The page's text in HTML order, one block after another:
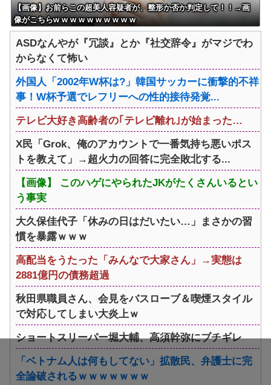
【画像】お前らこの超美人容疑者が、整形か否か判定して！！→画
像がこちらw w w w w w w w w w
ASDなんやが『冗談』とか『社交辞令』がマジでわ
からなくて怖い
外国人「2002年W杯は?」韓国サッカーに衝撃的不祥
事！W杯予選でレフリーへの性的接待発覚...
テレビ大好き高齢者の｢テレビ離れ｣が始まった…
X民「Grok、俺のアカウントで一番気持ち悪いポス
トを教えて」→超火力の回答に完全敗北する...
【画像】 このハゲにやられたJKがたくさんいるとい
う事実
大久保佳代子「休みの日はだいたい…」まさかの習
慣を暴露ｗｗｗ
高配当をうたった「みんなで大家さん」→実態は
2881億円の債務超過
秋田県職員さん、会見をバスローブ＆喫煙スタイル
で対応してしまい大炎上ｗ
ショートスリーパー堀大輔、高須幹弥にブチギレ
「ベトナム人は何もしてない」拡散民、弁護士に完
全論破されるｗｗｗｗｗｗｗ